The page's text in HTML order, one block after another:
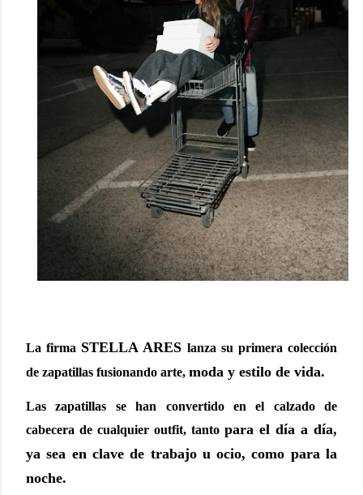
La firma STELLA ARES lanza su primera colección
de zapatillas fusionando arte, moda y estilo de vida.
Las zapatillas se han convertido en el calzado de
cabecera de cualquier outfit, tanto para el día a día,
ya sea en clave de trabajo u ocio, como para la
noche.